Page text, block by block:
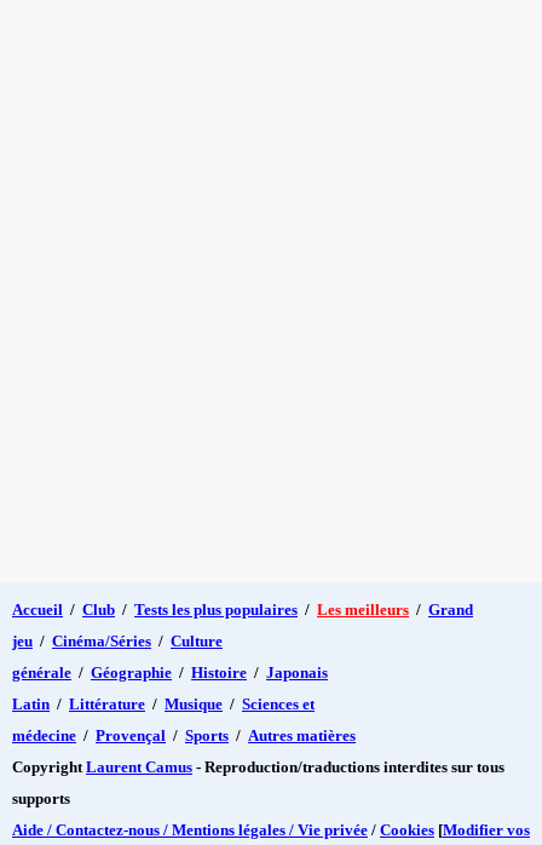
Accueil / Club / Tests les plus populaires / Les meilleurs / Grand
jeu / Cinéma/Séries / Culture
générale / Géographie / Histoire / Japonais
Latin / Littérature / Musique / Sciences et
médecine / Provençal / Sports / Autres matières
Copyright Laurent Camus - Reproduction/traductions interdites sur tous
supports
Aide / Contactez-nous / Mentions légales / Vie privée / Cookies [Modifier vos